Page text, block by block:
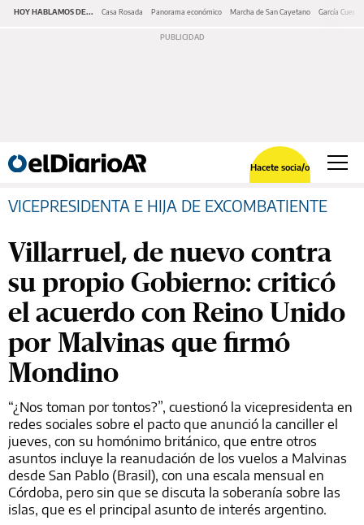
HOY HABLAMOS DE... Casa Rosada Panorama económico Marcha de San Cayetano García Cuerva
Hacete socia/o
VICEPRESIDENTA E HIJA DE EXCOMBATIENTE
Villarruel, de nuevo contra
su propio Gobierno: criticó
el acuerdo con Reino Unido
por Malvinas que firmó
Mondino
“¿Nos toman por tontos?”, cuestionó la vicepresidenta en
redes sociales sobre el pacto que anunció la canciller el
jueves, con su homónimo británico, que entre otros
asuntos incluye la reanudación de los vuelos a Malvinas
desde San Pablo (Brasil), con una escala mensual en
Córdoba, pero sin que se discuta la soberanía sobre las
islas, que es el principal asunto de interés argentino.